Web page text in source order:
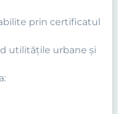
prin certificatul
utilităţile urbane şi